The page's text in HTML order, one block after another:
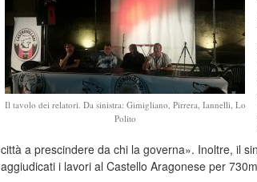
Il tavolo dei relatori. Da sinistra: Gimigliano, Pirrera, Iannelli, Lo
Polito
città a prescindere da chi la governa». Inoltre, il
aggiudicati i lavori al Castello Aragonese per